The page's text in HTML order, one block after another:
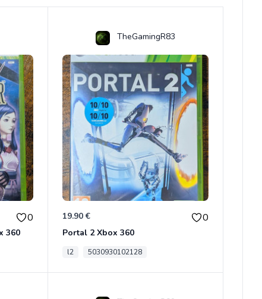
0
360
TheGamingR83
19.90 € 0
Portal 2 Xbox 360
l2 5030930102128